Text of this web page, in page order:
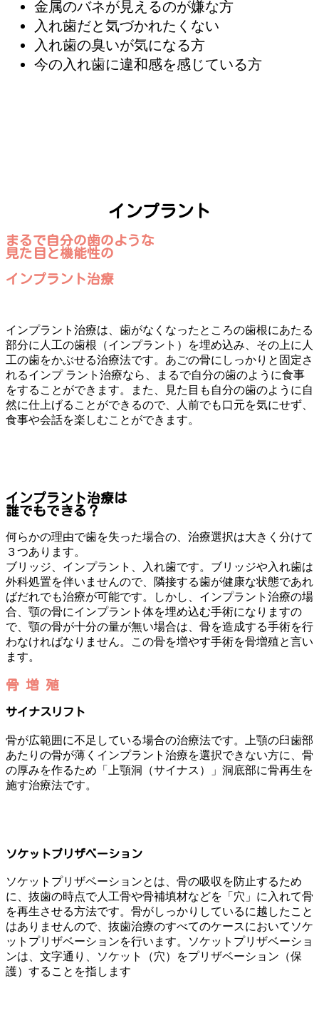
金属のバネが見えるのが嫌な方
入れ歯だと気づかれたくない
入れ歯の臭いが気になる方
今の入れ歯に違和感を感じている方
インプラント
まるで自分の歯のような
見た目と機能性の
インプラント治療
インプラント治療は、歯がなくなったところの歯根にあたる
部分に人工の歯根（インプラント）を埋め込み、その上に人
工の歯をかぶせる治療法です。あごの骨にしっかりと固定さ
れるインプ ラント治療なら、まるで自分の歯のように食事
をすることができます。また、見た目も自分の歯のように自
然に仕上げることができるので、人前でも口元を気にせず、
食事や会話を楽しむことができます。
インプラント治療は
誰でもできる？
何らかの理由で歯を失った場合の、治療選択は大きく分けて
３つあります。
ブリッジ、インプラント、入れ歯です。ブリッジや入れ歯は
外科処置を伴いませんので、隣接する歯が健康な状態であれ
ばだれでも治療が可能です。しかし、インプラント治療の場
合、顎の骨にインプラント体を埋め込む手術になりますの
で、顎の骨が十分の量が無い場合は、骨を造成する手術を行
わなければなりません。この骨を増やす手術を骨増殖と言い
ます。
骨 増 殖
サイナスリフト
骨が広範囲に不足している場合の治療法です。上顎の臼歯部
あたりの骨が薄くインプラント治療を選択できない方に、骨
の厚みを作るため「上顎洞（サイナス）」洞底部に骨再生を
施す治療法です。
ソケットプリザベーション
ソケットプリザベーションとは、骨の吸収を防止するため
に、抜歯の時点で人工骨や骨補填材などを「穴」に入れて骨
を再生させる方法です。骨がしっかりしているに越したこと
はありませんので、抜歯治療のすべてのケースにおいてソケ
ットプリザベーションを行います。ソケットプリザベーショ
ンは、文字通り、ソケット（穴）をプリザベーション（保
護）することを指します